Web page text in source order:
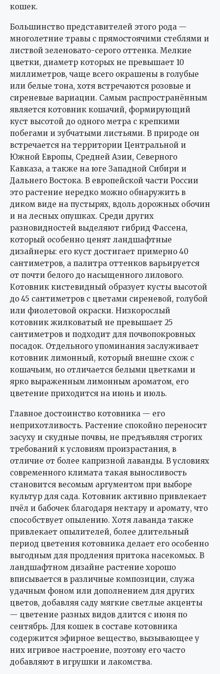
кошек.
Большинство представителей этого рода —
многолетние травы с прямостоячими стеблями и
листвой зеленовато-серого оттенка. Мелкие
цветки, диаметр которых не превышает 10
миллиметров, чаще всего окрашены в голубые
или белые тона, хотя встречаются розовые и
сиреневые вариации. Самым распространённым
является котовник кошачий, формирующий
куст высотой до одного метра с крепкими
побегами и зубчатыми листьями. В природе он
встречается на территории Центральной и
Южной Европы, Средней Азии, Северного
Кавказа, а также на юге Западной Сибири и
Дальнего Востока. В европейской части России
это растение нередко можно обнаружить в
диком виде на пустырях, вдоль дорожных обочин
и на лесных опушках. Среди других
разновидностей выделяют гибрид Фассена,
который особенно ценят ландшафтные
дизайнеры: его куст достигает примерно 40
сантиметров, а палитра оттенков варьируется
от почти белого до насыщенного лилового.
Котовник кистевидный образует кусты высотой
до 45 сантиметров с цветами сиреневой, голубой
или фиолетовой окраски. Низкорослый
котовник жилковатый не превышает 25
сантиметров и подходит для почвопокровных
посадок. Отдельного упоминания заслуживает
котовник лимонный, который внешне схож с
кошачьим, но отличается белыми цветками и
ярко выраженным лимонным ароматом, его
цветение приходится на июнь и июль.
Главное достоинство котовника — его
неприхотливость. Растение спокойно переносит
засуху и скудные почвы, не предъявляя строгих
требований к условиям произрастания, в
отличие от более капризной лаванды. В условиях
современного климата такая выносливость
становится весомым аргументом при выборе
культур для сада. Котовник активно привлекает
пчёл и бабочек благодаря нектару и аромату, что
способствует опылению. Хотя лаванда также
привлекает опылителей, более длительный
период цветения котовника делает его особенно
выгодным для продления притока насекомых. В
ландшафтном дизайне растение хорошо
вписывается в различные композиции, служа
удачным фоном или дополнением для других
цветов, добавляя саду мягкие светлые акценты
— цветение разных видов длится с июня по
сентябрь. Для кошек в составе котовника
содержится эфирное вещество, вызывающее у
них игривое настроение, поэтому его часто
добавляют в игрушки и лакомства.